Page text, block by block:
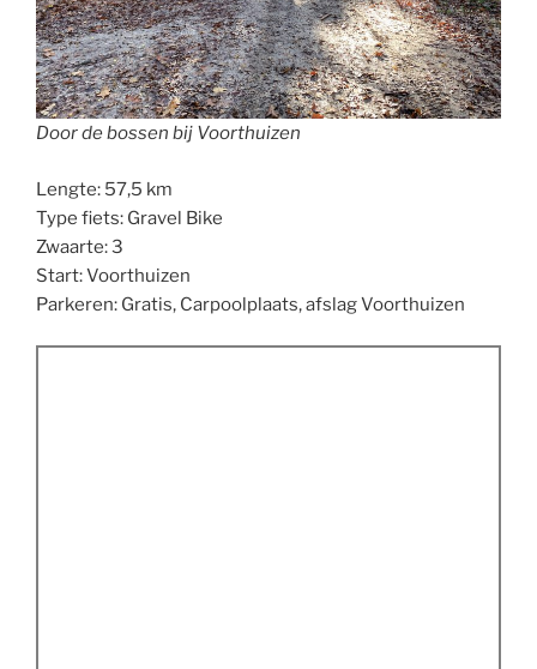
Door de bossen bij Voorthuizen
Lengte: 57,5 km
Type fiets: Gravel Bike
Zwaarte: 3
Start: Voorthuizen
Parkeren: Gratis, Carpoolplaats, afslag Voorthuizen